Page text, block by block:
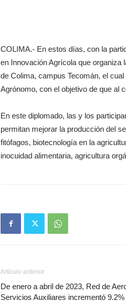
COLIMA.- En estos días, con la
en Innovación Agrícola que organiza
de Colima, campus Tecomán, el
Agrónomo, con el objetivo de que al
En este diplomado, las y los
permitan mejorar la producción del
fitófagos, biotecnología en la
inocuidad alimentaria, agricultura
Artículo anterior
De enero a abril de 2023, Red de
Servicios Auxiliares incrementó 9.2%